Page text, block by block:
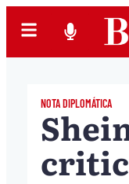
NOTA DIPLOMÁTICA